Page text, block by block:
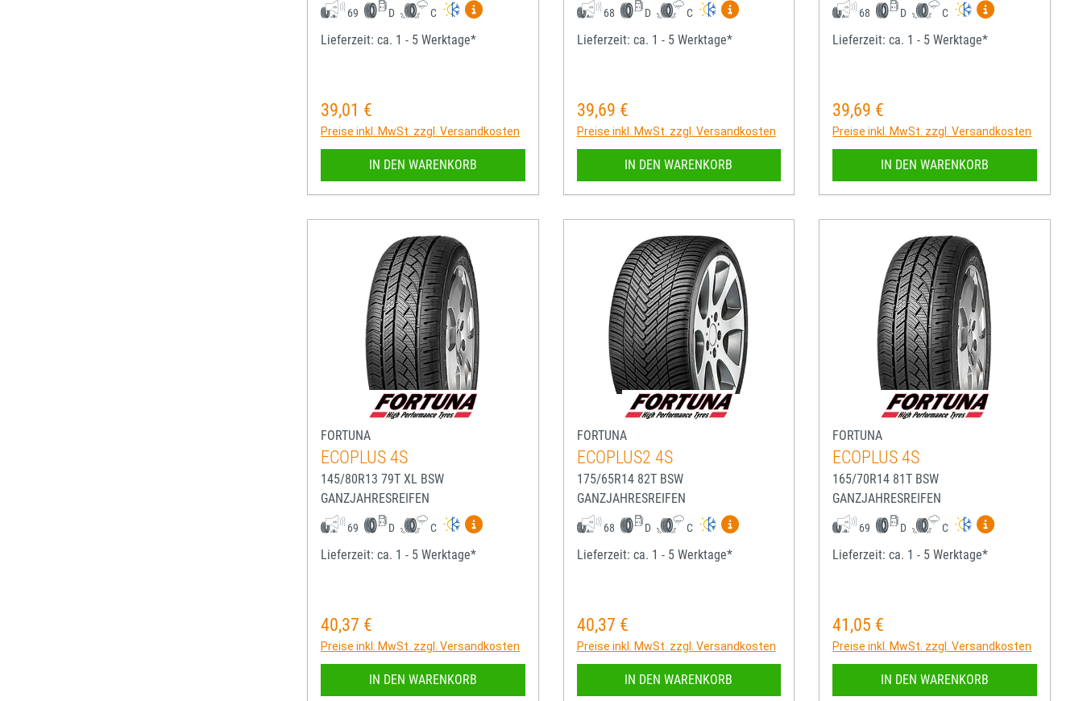
69 D C
Mehr Informationen zum EU-Reifenlabel anzeigen
Lieferzeit: ca. 1 - 5 Werktage*
Regulärer Preis:
39,01 €
Preise inkl. MwSt. zzgl. Versandkosten
IN DEN WARENKORB
68 D C
Mehr Informationen zum EU-Reifenlabel anzeigen
Lieferzeit: ca. 1 - 5 Werktage*
Regulärer Preis:
39,69 €
Preise inkl. MwSt. zzgl. Versandkosten
IN DEN WARENKORB
68 D C
Mehr
Lieferzeit: ca. 1 - 5 Werktage*
Regulärer Preis:
39,69 €
Preise inkl. MwSt. zzgl. Versandkosten
IN DEN WARENKORB
FORTUNA
ECOPLUS 4S
145/80R13 79T XL BSW
GANZJAHRESREIFEN
69 D C
Mehr Informationen zum EU-Reifenlabel anzeigen
Lieferzeit: ca. 1 - 5 Werktage*
Regulärer Preis:
40,37 €
Preise inkl. MwSt. zzgl. Versandkosten
IN DEN WARENKORB
FORTUNA
ECOPLUS2 4S
175/65R14 82T BSW
GANZJAHRESREIFEN
68 D C
Mehr Informationen zum EU-Reifenlabel anzeigen
Lieferzeit: ca. 1 - 5 Werktage*
Regulärer Preis:
40,37 €
Preise inkl. MwSt. zzgl. Versandkosten
IN DEN WARENKORB
FORTUNA
ECOPLUS 4S
165/70R14 81T BSW
GANZJAHRESREIFEN
69 D C
Mehr
Lieferzeit: ca. 1 - 5 Werktage*
Regulärer Preis:
41,05 €
Preise inkl. MwSt. zzgl. Versandkosten
IN DEN WARENKORB